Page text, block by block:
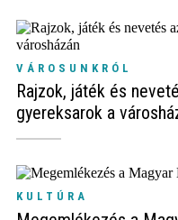
VÁROSUNKRÓL
Rajzok, játék és
gyereksarok a
KULTÚRA